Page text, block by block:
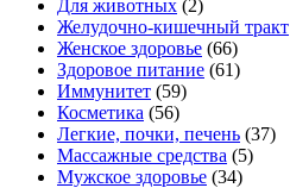
Для животных (2)
Желудочно-кишечный тракт
Женское здоровье (66)
Здоровое питание (61)
Иммунитет (59)
Косметика (56)
Легкие, почки, печень (37)
Массажные средства (5)
Мужское здоровье (34)